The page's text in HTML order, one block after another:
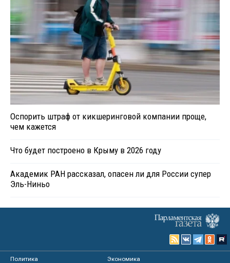
Оспорить штраф от кикшеринговой компании проще,
чем кажется
Что будет построено в Крыму в 2026 году
Академик РАН рассказал, опасен ли для России супер
Эль-Ниньо
Политика
Экономика